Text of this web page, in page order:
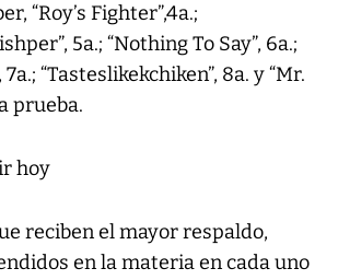
“Roy’s Fighter”,4a.;
5a.; “Nothing To Say”, 6a.;
7a.; “Tasteslikekchiken”, 8a. y “Mr.
prueba.
hoy
reciben el mayor respaldo,
en la materia en cada uno